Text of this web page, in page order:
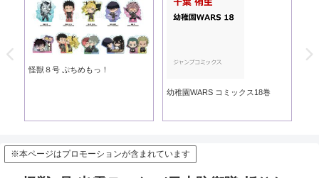
怪獣８号 ぷちめもっ！
幼稚園WARS コミックス18巻
※本ページはプロモーションが含まれています